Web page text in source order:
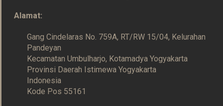
Alamat:
Gang Cindelaras No. 759A, RT/RW 15/04, Kelurahan
Pandeyan
Kecamatan Umbulharjo, Kotamadya Yogyakarta
Provinsi Daerah Istimewa Yogyakarta
Indonesia
Kode Pos 55161